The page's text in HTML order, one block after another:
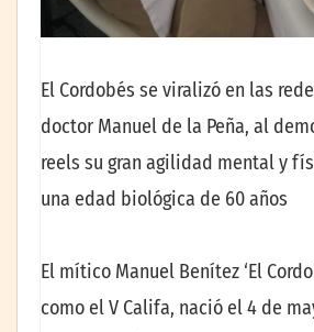
El Cordobés se viralizó en las
doctor Manuel de la Peña, al
reels su gran agilidad mental y
una edad biológica de 60 años
El mítico Manuel Benítez ‘El
como el V Califa, nació el 4 de